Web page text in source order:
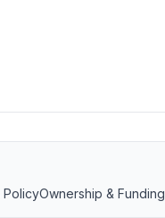
PolicyOwnership & Funding